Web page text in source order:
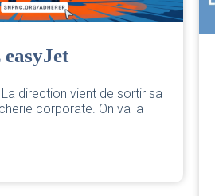
: L’intersyndicale
unie exige une
Pilotes unie exige une
Courrier Intersyndical : Lire